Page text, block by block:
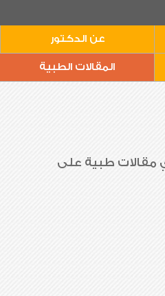
عن الدكتور
المقالات الطبية
مقالات طبية على